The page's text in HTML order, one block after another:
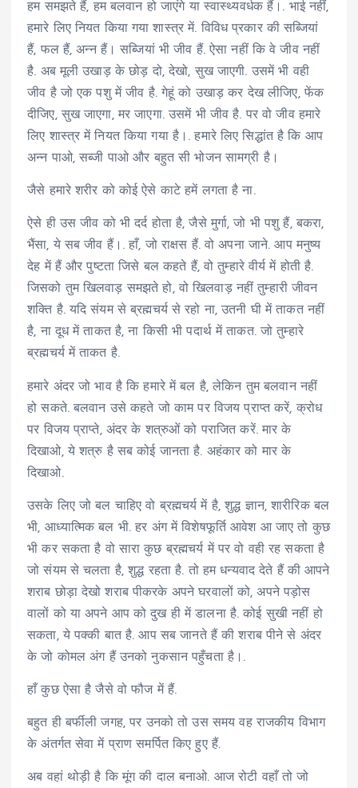
हम समझते हैं, हम बलवान हो जाएंगे या स्वास्थ्यवर्धक हैं।. भाई नहीं,
हमारे लिए नियत किया गया शास्त्र में. विविध प्रकार की सब्जियां
हैं, फल हैं, अन्न हैं। सब्जियां भी जीव हैं. ऐसा नहीं कि वे जीव नहीं
है. अब मूली उखाड़ के छोड़ दो, देखो, सुख जाएगी. उसमें भी वही
जीव है जो एक पशु में जीव है. गेहूं को उखाड़ कर देख लीजिए, फेंक
दीजिए, सुख जाएगा, मर जाएगा. उसमें भी जीव है. पर वो जीव हमारे
लिए शास्त्र में नियत किया गया है।. हमारे लिए सिद्धांत है कि आप
अन्न पाओ, सब्जी पाओ और बहुत सी भोजन सामग्री है।
जैसे हमारे शरीर को कोई ऐसे काटे हमें लगता है ना.
ऐसे ही उस जीव को भी दर्द होता है, जैसे मुर्गा, जो भी पशु हैं, बकरा,
भैंसा, ये सब जीव हैं।. हाँ, जो राक्षस हैं. वो अपना जाने. आप मनुष्य
देह में हैं और पुष्टता जिसे बल कहते हैं, वो तुम्हारे वीर्य में होती है.
जिसको तुम खिलवाड़ समझते हो, वो खिलवाड़ नहीं तुम्हारी जीवन
शक्ति है. यदि संयम से ब्रह्मचर्य से रहो ना, उतनी घी में ताकत नहीं
है, ना दूध में ताकत है, ना किसी भी पदार्थ में ताकत. जो तुम्हारे
ब्रह्मचर्य में ताकत है.
हमारे अंदर जो भाव है कि हमारे में बल है, लेकिन तुम बलवान नहीं
हो सकते. बलवान उसे कहते जो काम पर विजय प्राप्त करें, क्रोध
पर विजय प्राप्ते, अंदर के शत्रुओं को पराजित करें. मार के
दिखाओ, ये शत्रु है सब कोई जानता है. अहंकार को मार के
दिखाओ.
उसके लिए जो बल चाहिए वो ब्रह्मचर्य में है, शुद्ध ज्ञान, शारीरिक बल
भी, आध्यात्मिक बल भी. हर अंग में विशेषफूर्ति आवेश आ जाए तो कुछ
भी कर सकता है वो सारा कुछ ब्रह्मचर्य में पर वो वही रह सकता है
जो संयम से चलता है, शुद्ध रहता है. तो हम धन्यवाद देते हैं की आपने
शराब छोड़ा देखो शराब पीकरके अपने घरवालों को, अपने पड़ोस
वालों को या अपने आप को दुख ही में डालना है. कोई सुखी नहीं हो
सकता, ये पक्की बात है. आप सब जानते हैं की शराब पीने से अंदर
के जो कोमल अंग हैं उनको नुकसान पहुँचता है।.
हाँ कुछ ऐसा है जैसे वो फौज में हैं.
बहुत ही बर्फीली जगह, पर उनको तो उस समय वह राजकीय विभाग
के अंतर्गत सेवा में प्राण समर्पित किए हुए हैं.
अब वहां थोड़ी है कि मूंग की दाल बनाओ. आज रोटी वहाँ तो जो